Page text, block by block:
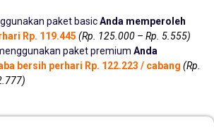
paket basicAnda memperoleh
Rp. 119.445 (Rp. 125.000 – Rp. 5.555)
paket premium Anda
bersih perhari Rp. 122.223 / cabang (Rp.